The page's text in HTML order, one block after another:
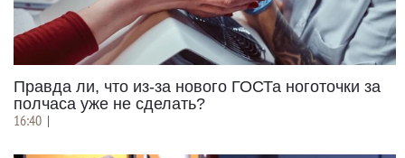
Правда ли, что из-за нового ГОСТа ноготочки за
полчаса уже не сделать?
16:40 |